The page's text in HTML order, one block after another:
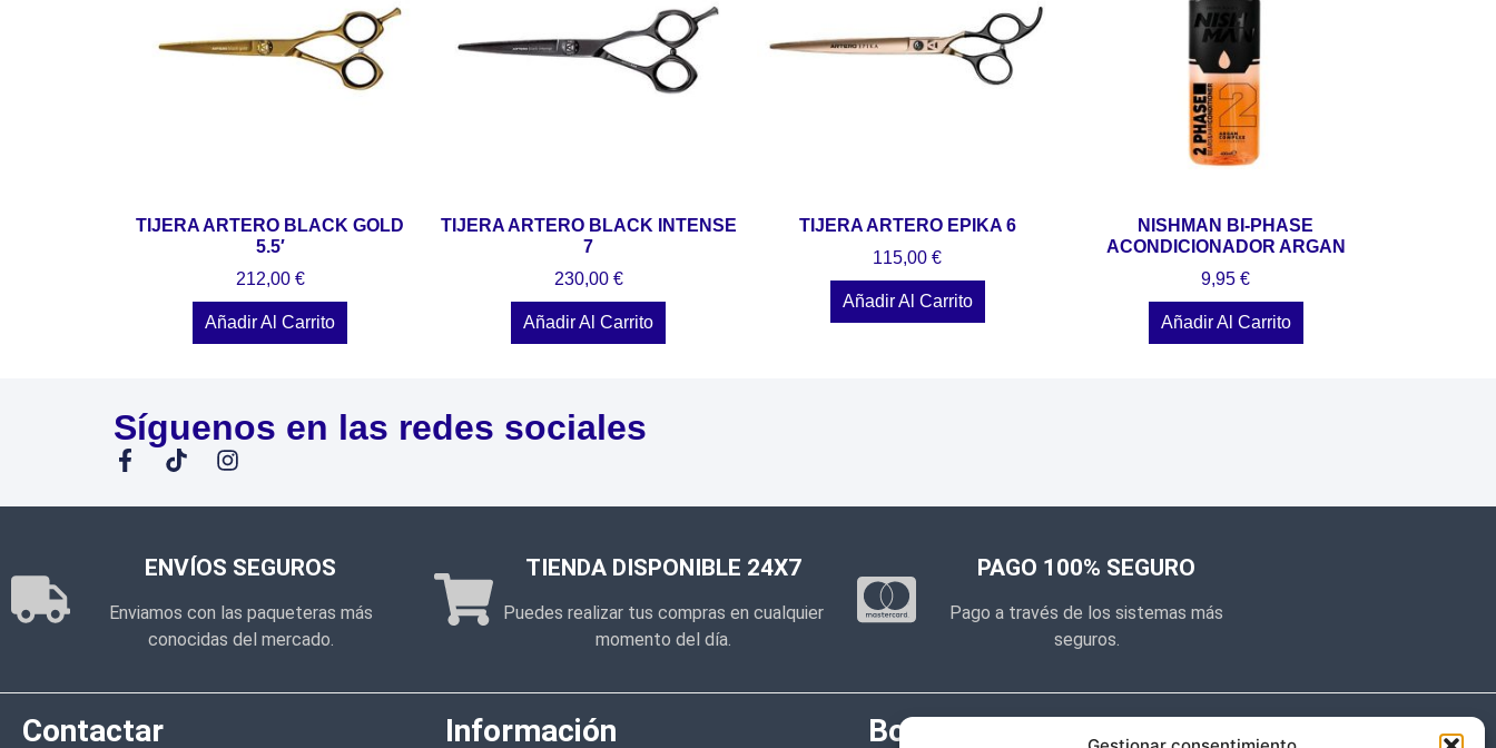
TIJERA ARTERO BLACK GOLD
5.5′
212,00 €
Añadir Al Carrito
TIJERA ARTERO BLACK INTENSE
7
230,00 €
Añadir Al Carrito
TIJERA ARTERO EPIKA 6
115,00€
Añadir Al Carrito
NISHMAN BI-PHASE
ACONDICIONADOR ARGAN
9,95€
Añadir Al Carrito
Síguenos en las redes sociales
ENVÍOS SEGUROS
Enviamos con las paqueteras más
conocidas del mercado.
TIENDA DISPONIBLE 24X7
Puedes realizar tus compras en cualquier
momento del día.
PAGO 100% SEGURO
Pago a través de los sistemas más
seguros.
Contactar Información Boletín de noticias